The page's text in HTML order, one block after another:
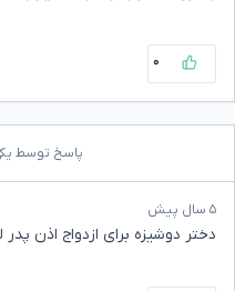
۰
پاسخ توسط یکی
۵ سال پیش
دختر دوشیزه برای ازدواج اذن پدر